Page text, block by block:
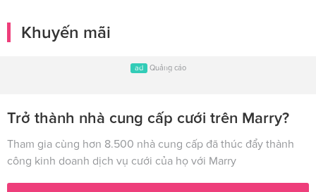
Khuyến mãi
ad Quảng cáo
Trở thành nhà cung cấp cưới trên Marry?
Tham gia cùng hơn 8.500 nhà cung cấp đã thúc đẩy thành
công kinh doanh dịch vụ cưới của họ với Marry